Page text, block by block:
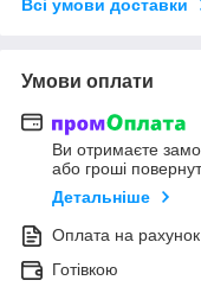
Всі умови доставки
Умови оплати
Ви отримаєте
або гроші
Детальніше
Оплата на рахунок
Готівкою